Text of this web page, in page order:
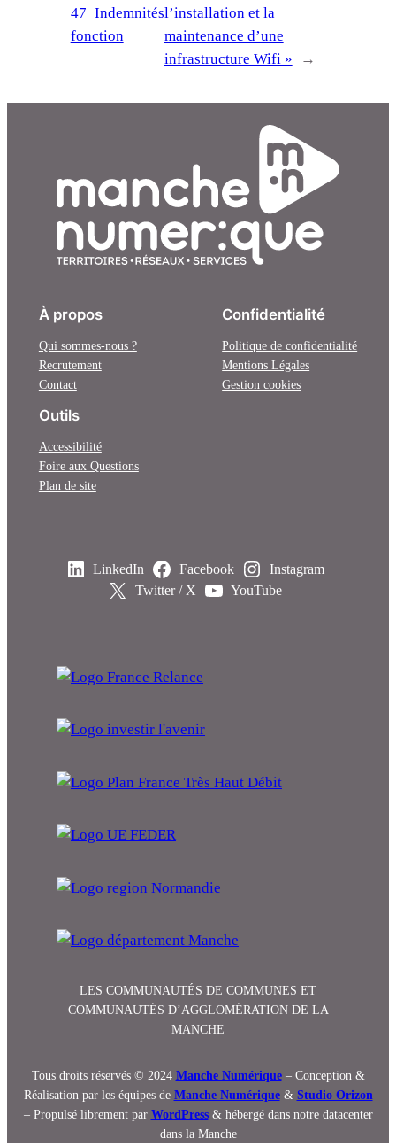
47_Indemnités
fonction
l’installation et la
maintenance d’une
infrastructure Wifi »
→
À propos
Qui sommes-nous ?
Recrutement
Contact
Confidentialité
Politique de confidentialité
Mentions Légales
Gestion cookies
Outils
Accessibilité
Foire aux Questions
Plan de site
LinkedIn Facebook
Instagram
Twitter / X
YouTube
LES COMMUNAUTÉS DE COMMUNES ET
COMMUNAUTÉS D’AGGLOMÉRATION DE LA
MANCHE
Tous droits réservés © 2024 Manche Numérique– Conception &
Réalisation par les équipes de Manche Numérique& Studio Orizon
– Propulsé librement par WordPress& hébergé dans notre datacenter
dans la Manche